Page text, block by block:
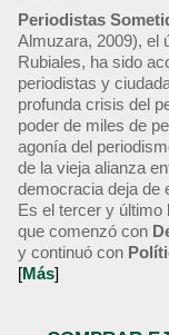
Periodistas
Almuzara, 2009), el
Rubiales, ha sido
periodistas y
profunda crisis del
poder de miles de
agonía del
de la vieja alianza
democracia deja de
Es el tercer y último
que comenzó con
y continuó con
[Más]